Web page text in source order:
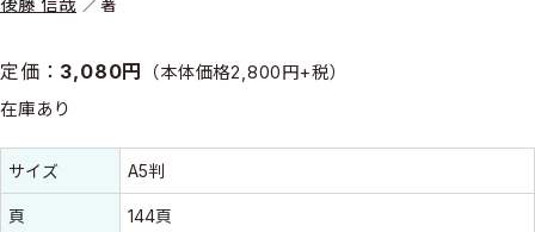
後藤 信哉 著
定価： 3,080円 （本体価格2,800円+税）
在庫あり
書誌情報
書誌情報
サイズ A5判
頁 144頁